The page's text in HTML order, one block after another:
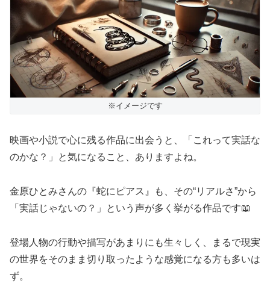
※イメージです
映画や小説で心に残る作品に出会うと、「これって実話な
のかな？」と気になること、ありますよね。
金原ひとみさんの『蛇にピアス』も、その“リアルさ”から
「実話じゃないの？」という声が多く挙がる作品です📖
登場人物の行動や描写があまりにも生々しく、まるで現実
の世界をそのまま切り取ったような感覚になる方も多いは
ず。